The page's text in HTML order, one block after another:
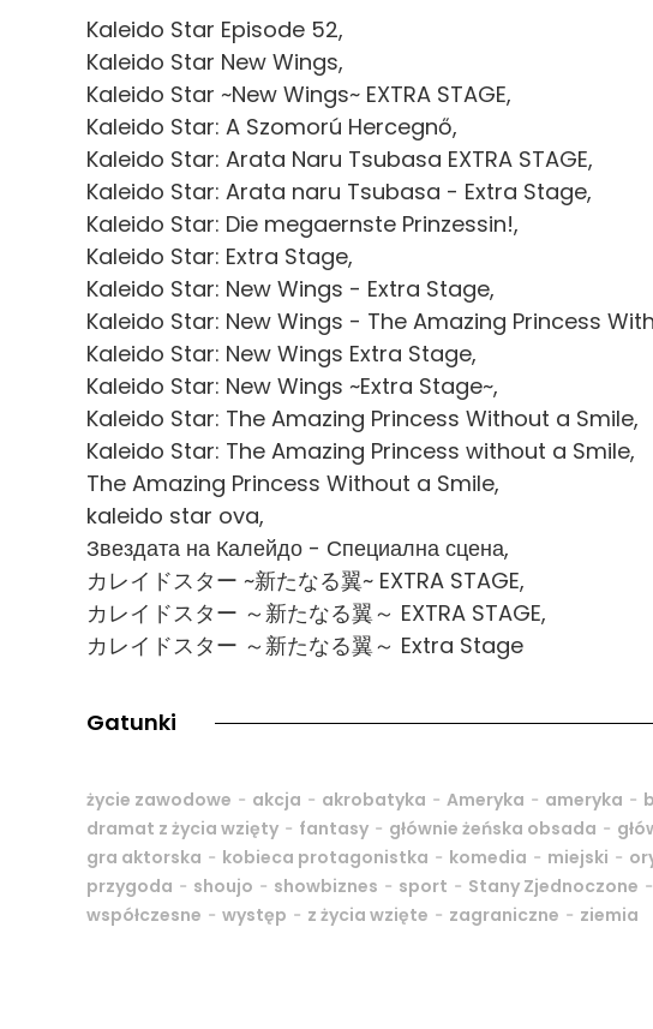
Kaleido Star Episode 52,
Kaleido Star New Wings,
Kaleido Star ~New Wings~ EXTRA STAGE,
Kaleido Star: A Szomorú Hercegnő,
Kaleido Star: Arata Naru Tsubasa EXTRA STAGE,
Kaleido Star: Arata naru Tsubasa - Extra Stage,
Kaleido Star: Die megaernste Prinzessin!,
Kaleido Star: Extra Stage,
Kaleido Star: New Wings - Extra Stage,
Kaleido Star: New Wings - The Amazing Princess
Kaleido Star: New Wings Extra Stage,
Kaleido Star: New Wings ~Extra Stage~,
Kaleido Star: The Amazing Princess Without a Smile,
Kaleido Star: The Amazing Princess without a Smile,
The Amazing Princess Without a Smile,
kaleido star ova,
Звездата на Калейдо - Специална сцена,
カレイドスター ~新たなる翼~ EXTRA STAGE,
カレイドスター ～新たなる翼～ EXTRA STAGE,
カレイドスター ～新たなる翼～ Extra Stage
Gatunki
życie zawodowe - akcja - akrobatyka - Ameryka - ameryka -
dramat z życia wzięty - fantasy - głównie żeńska obsada -
gra aktorska - kobieca protagonistka - komedia - miejski -
przygoda - shoujo - showbiznes - sport - Stany Zjednoczone -
współczesne - występ - z życia wzięte - zagraniczne - ziemia